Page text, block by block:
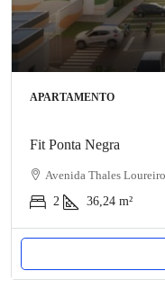
APARTAMENTO
Fit Ponta Negra
Avenida Thales
2
36,24 m²